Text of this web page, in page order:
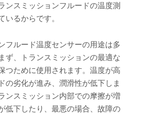
ンスミッションフルードの温度測
いるからです。
フルード温度センサーの用途は多
ず、トランスミッションの最適な
つために使用されます。温度が高
の劣化が進み、潤滑性が低下しま
ンスミッション内部での摩擦が増
低下したり、最悪の場合、故障の